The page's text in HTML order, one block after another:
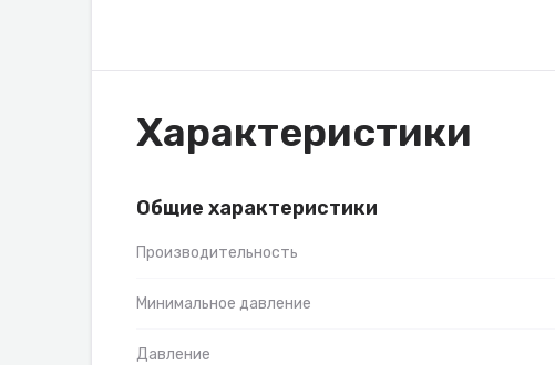
Характеристики
Общие характеристики
Производительность
Минимальное давление
Давление